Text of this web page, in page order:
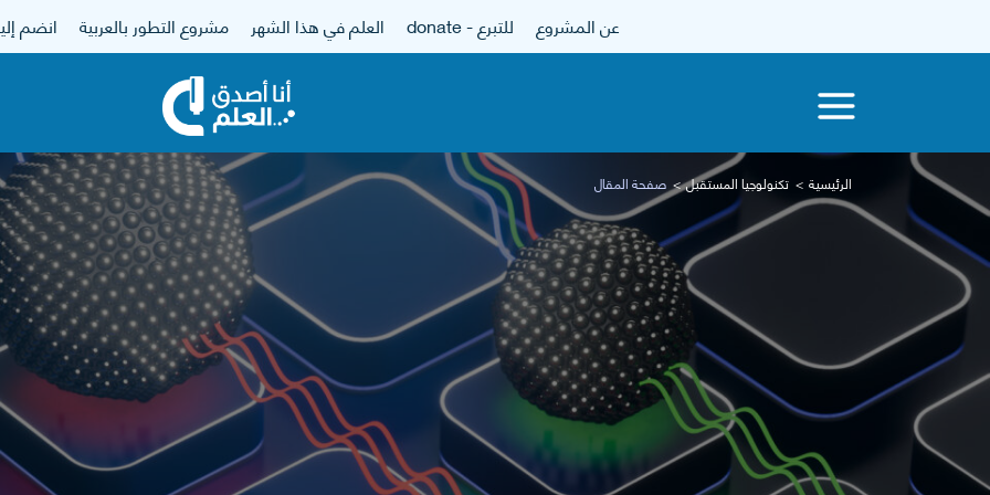
عن المشروع للتبرع - donate العلم في هذا الشهر مشروع التطور بالعربية انضم
الرئيسية تكنولوجيا المستقبل صفحة المقال